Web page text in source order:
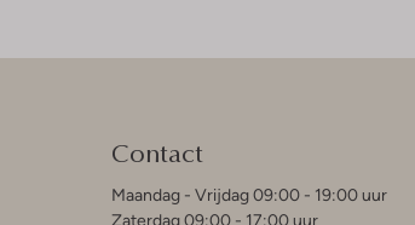
Contact
Maandag - Vrijdag 09:00 - 19:00 uur
Zaterdag 09:00 - 17:00 uur